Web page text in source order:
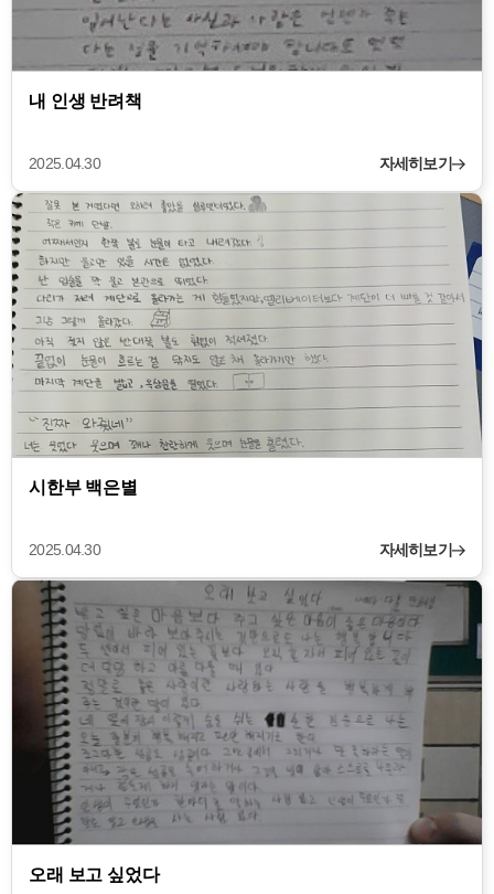
내 인생 반려책
2025.04.30 자세히보기
시한부 백은별
2025.04.30 자세히보기
오래 보고 싶었다